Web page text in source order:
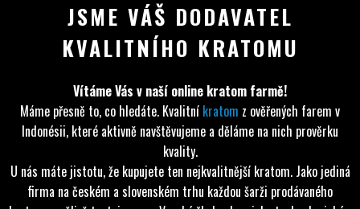
JSME VÁŠ DODAVATEL
KVALITNÍHO KRATOMU
Vítáme Vás v naší online kratom farmě!
Máme přesně to, co hledáte. Kvalitní kratom z ověřených farem v
Indonésii, které aktivně navštěvujeme a děláme na nich prověrku
kvality.
U nás máte jistotu, že kupujete ten nejkvalitnější kratom. Jako jediná
firma na českém a slovenském trhu každou šarži prodávaného